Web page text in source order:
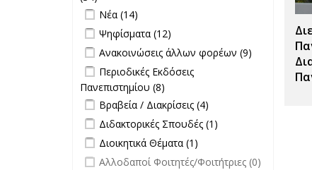
επικαιρότητα filter
Apply Νέα filter
Νέα (14)
Apply Ψηφίσματα filter
Ψηφίσματα (12)
Apply Ανακοινώσεις άλλων φορέων
filter
Ανακοινώσεις άλλων φορέων (9)
Apply Περιοδικές Εκδόσεις
Πανεπιστημίου filter
Περιοδικές Εκδόσεις
Πανεπιστημίου (8)
Εκδόσεις
Πανεπιστημίου filter
Apply Βραβεία / Διακρίσεις filter
Βραβεία / Διακρίσεις (4)
Διακρίσεις
Apply Διδακτορικές Σπουδές filter
Διδακτορικές Σπουδές (1)
filter
Apply Διοικητικά Θέματα filter
Διοικητικά Θέματα (1)
undefined
Αλλοδαποί Φοιτητές/Φοιτήτριες (0)